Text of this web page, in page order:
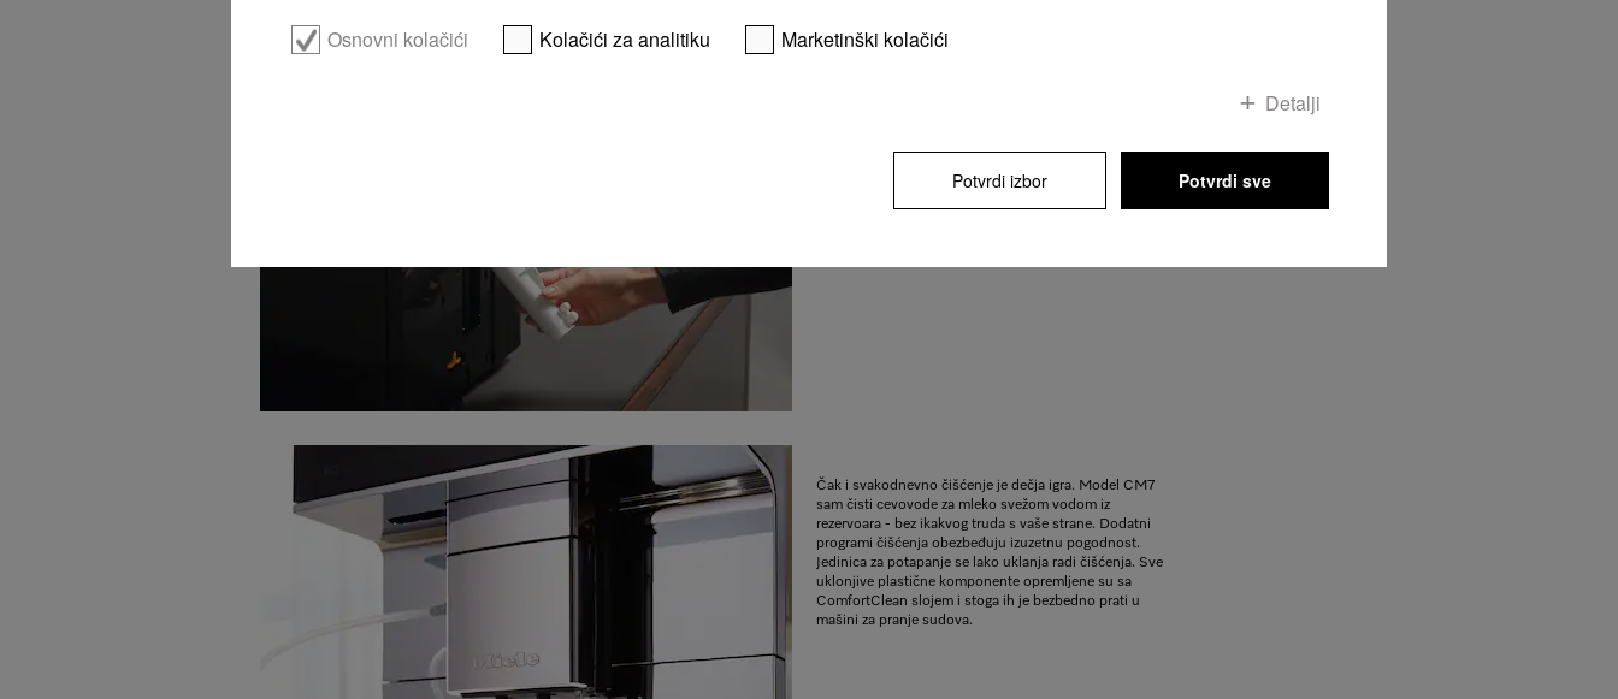
CM7500 sam uklanja kamenac zahvaljujući svojoj
Čak i svakodnevno čišćenje je dečja igra. Model CM7
sam čisti cevovode za mleko svežom vodom iz
rezervoara - bez ikakvog truda s vaše strane. Dodatni
programi čišćenja obezbeđuju izuzetnu pogodnost.
Jedinica za potapanje se lako uklanja radi čišćenja. Sve
uklonjive plastične komponente opremljene su sa
ComfortClean slojem i stoga ih je bezbedno prati u
mašini za pranje sudova.
Osnovni kolačići Kolačići za analitiku Marketinški kolačići
Detalji
Potvrdi izbor Potvrdi sve